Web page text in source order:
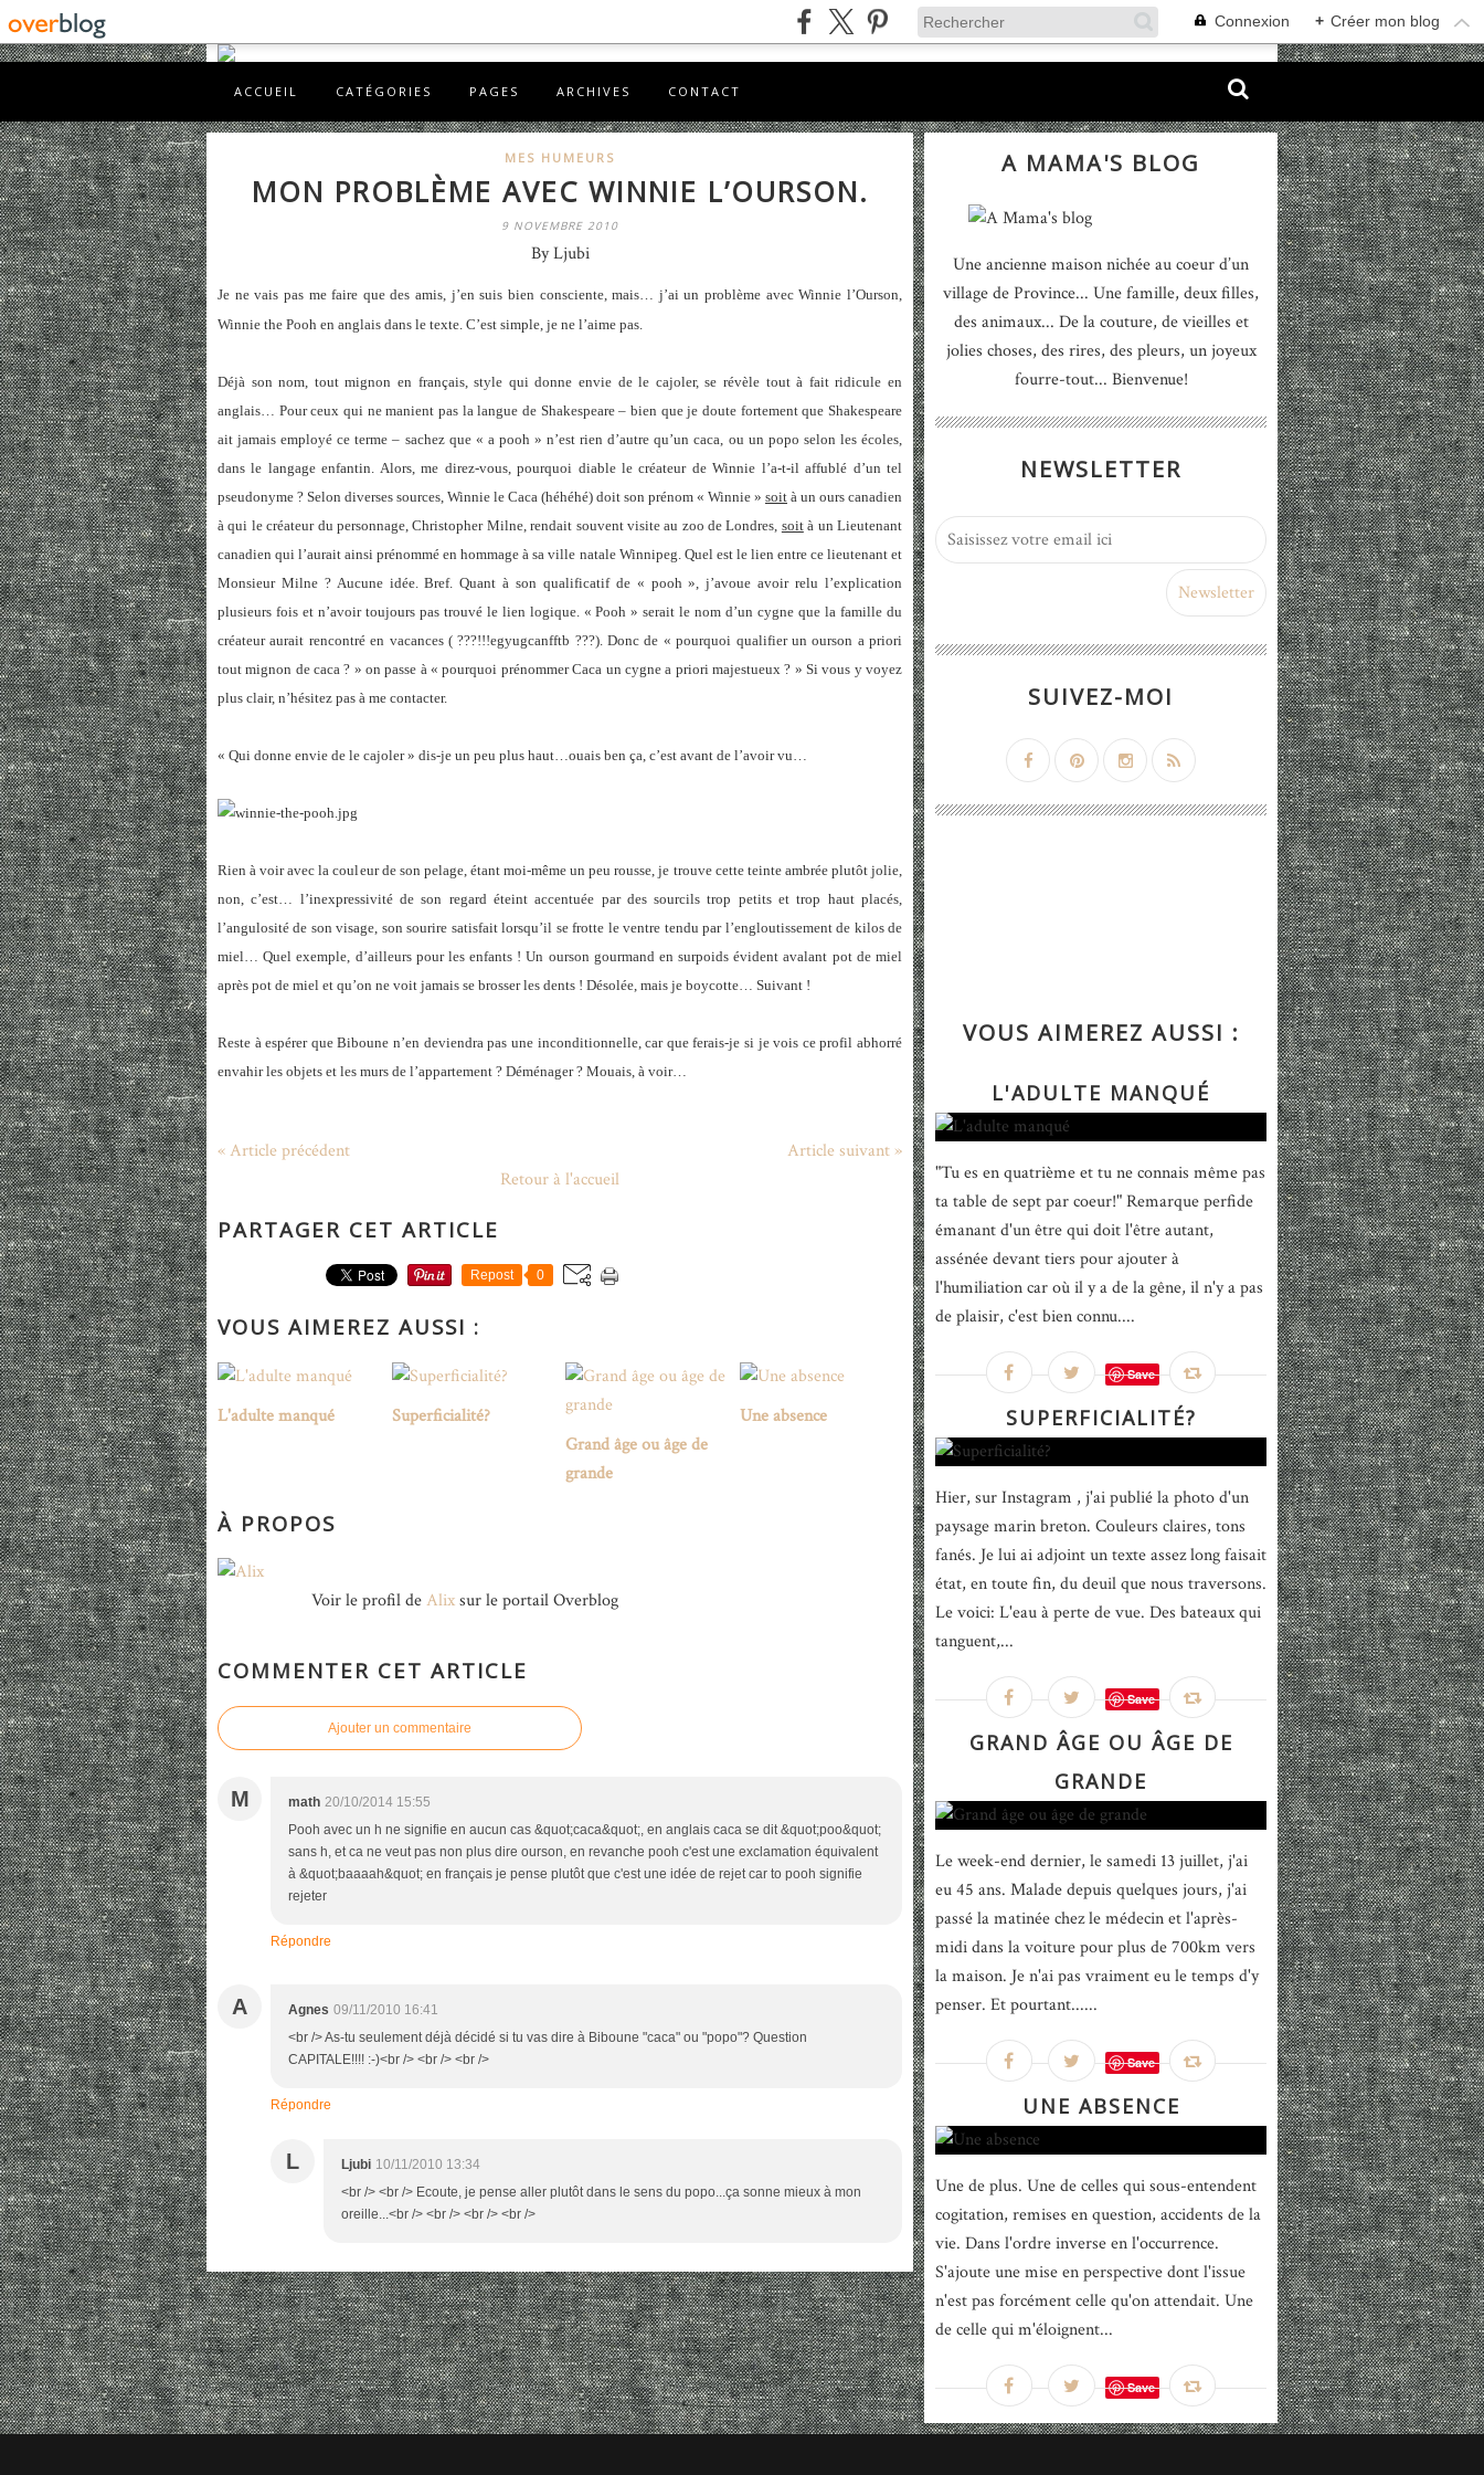
Connexion + Créer mon blog
ACCUEIL CATÉGORIES PAGES ARCHIVES CONTACT
MES HUMEURS
MON PROBLÈME AVEC WINNIE L’OURSON.
9 NOVEMBRE 2010
By Ljubi
Je ne vais pas me faire que des amis, j’en suis bien consciente, mais… j’ai un problème avec Winnie l’Ourson,
Winnie the Pooh en anglais dans le texte. C’est simple, je ne l’aime pas.
Déjà son nom, tout mignon en français, style qui donne envie de le cajoler, se révèle tout à fait ridicule en
anglais… Pour ceux qui ne manient pas la langue de Shakespeare – bien que je doute fortement que Shakespeare
ait jamais employé ce terme – sachez que « a pooh » n’est rien d’autre qu’un caca, ou un popo selon les écoles,
dans le langage enfantin. Alors, me direz-vous, pourquoi diable le créateur de Winnie l’a-t-il affublé d’un tel
pseudonyme ? Selon diverses sources, Winnie le Caca (héhéhé) doit son prénom « Winnie » soit à un ours canadien
à qui le créateur du personnage, Christopher Milne, rendait souvent visite au zoo de Londres, soità un Lieutenant
canadien qui l’aurait ainsi prénommé en hommage à sa ville natale Winnipeg. Quel est le lien entre ce lieutenant et
Monsieur Milne ? Aucune idée. Bref. Quant à son qualificatif de « pooh », j’avoue avoir relu l’explication
plusieurs fois et n’avoir toujours pas trouvé le lien logique. « Pooh » serait le nom d’un cygne que la famille du
créateur aurait rencontré en vacances ( ???!!!egyugcanfftb ???). Donc de « pourquoi qualifier un ourson a priori
tout mignon de caca ? » on passe à « pourquoi prénommer Caca un cygne a priori majestueux ? » Si vous y voyez
plus clair, n’hésitez pas à me contacter.
« Qui donne envie de le cajoler » dis-je un peu plus haut…ouais ben ça, c’est avant de l’avoir vu…
Rien à voir avec la couleur de son pelage, étant moi-même un peu rousse, je trouve cette teinte ambrée plutôt jolie,
non, c’est… l’inexpressivité de son regard éteint accentuée par des sourcils trop petits et trop haut placés,
l’angulosité de son visage, son sourire satisfait lorsqu’il se frotte le ventre tendu par l’engloutissement de kilos de
miel… Quel exemple, d’ailleurs pour les enfants ! Un ourson gourmand en surpoids évident avalant pot de miel
après pot de miel et qu’on ne voit jamais se brosser les dents ! Désolée, mais je boycotte… Suivant !
Reste à espérer que Biboune n’en deviendra pas une inconditionnelle, car que ferais-je si je vois ce profil abhorré
envahir les objets et les murs de l’appartement ? Déménager ? Mouais, à voir…
« Article précédent
Article suivant »
Retour à l'accueil
PARTAGER CET ARTICLE
Repost 0
VOUS AIMEREZ AUSSI :
L'adulte manqué
Superficialité?
Grand âge ou âge de
grande
Une absence
À PROPOS
Voir le profil deAlixsur le portail Overblog
COMMENTER CET ARTICLE
Ajouter un commentaire
M math 20/10/2014 15:55
Pooh avec un h ne signifie en aucun cas &quot;caca&quot;, en anglais caca se dit &quot;poo&quot;
sans h, et ca ne veut pas non plus dire ourson, en revanche pooh c'est une exclamation équivalent
à &quot;baaaah&quot; en français je pense plutôt que c'est une idée de rejet car to pooh signifie
rejeter
Répondre
A Agnes 09/11/2010 16:41
<br /> As-tu seulement déjà décidé si tu vas dire à Biboune "caca" ou "popo"? Question
CAPITALE!!!! :-)<br /> <br /> <br />
Répondre
L Ljubi 10/11/2010 13:34
<br /> <br /> Ecoute, je pense aller plutôt dans le sens du popo...ça sonne mieux à mon
oreille...<br /> <br /> <br /> <br />
A MAMA'S BLOG
Une ancienne maison nichée au coeur d’un
village de Province... Une famille, deux filles,
des animaux... De la couture, de vieilles et
jolies choses, des rires, des pleurs, un joyeux
fourre-tout... Bienvenue!
NEWSLETTER
SUIVEZ-MOI
VOUS AIMEREZ AUSSI :
L'ADULTE MANQUÉ
"Tu es en quatrième et tu ne connais même pas
ta table de sept par coeur!" Remarque perfide
émanant d'un être qui doit l'être autant,
assénée devant tiers pour ajouter à
l'humiliation car où il y a de la gêne, il n'y a pas
de plaisir, c'est bien connu....
Save
SUPERFICIALITÉ?
Hier, sur Instagram , j'ai publié la photo d'un
paysage marin breton. Couleurs claires, tons
fanés. Je lui ai adjoint un texte assez long faisait
état, en toute fin, du deuil que nous traversons.
Le voici: L'eau à perte de vue. Des bateaux qui
tanguent,...
Save
GRAND ÂGE OU ÂGE DE
GRANDE
Le week-end dernier, le samedi 13 juillet, j'ai
eu 45 ans. Malade depuis quelques jours, j'ai
passé la matinée chez le médecin et l'après-
midi dans la voiture pour plus de 700km vers
la maison. Je n'ai pas vraiment eu le temps d'y
penser. Et pourtant......
Save
UNE ABSENCE
Une de plus. Une de celles qui sous-entendent
cogitation, remises en question, accidents de la
vie. Dans l'ordre inverse en l'occurrence.
S'ajoute une mise en perspective dont l'issue
n'est pas forcément celle qu'on attendait. Une
de celle qui m'éloignent...
Save